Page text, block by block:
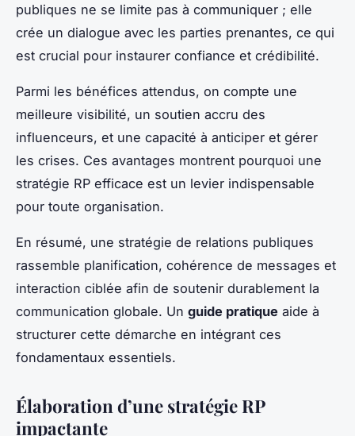
publiques ne se limite pas à communiquer ; elle
crée un dialogue avec les parties prenantes, ce qui
est crucial pour instaurer confiance et crédibilité.
Parmi les bénéfices attendus, on compte une
meilleure visibilité, un soutien accru des
influenceurs, et une capacité à anticiper et gérer
les crises. Ces avantages montrent pourquoi une
stratégie RP efficace est un levier indispensable
pour toute organisation.
En résumé, une stratégie de relations publiques
rassemble planification, cohérence de messages et
interaction ciblée afin de soutenir durablement la
communication globale. Un guide pratique aide à
structurer cette démarche en intégrant ces
fondamentaux essentiels.
Élaboration d’une stratégie RP
impactante